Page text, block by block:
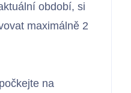
období, si
maximálně 2
na